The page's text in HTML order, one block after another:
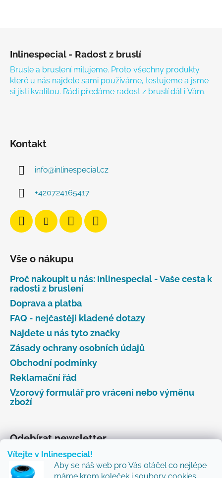
Vítejte v Inlinespecial!
Aby se náš web pro Vás otáčel co nejlépe
Inlinespecial - Radost z bruslí
Brusle a bruslení milujeme. Proto všechny produkty
které u nás najdete sami používáme, testujeme a jsme
si jisti kvalitou. Rádi předáme radost z bruslí dál i Vám.
Kontakt
info@inlinespecial.cz
+420724165417
Vše o nákupu
Proč nakoupit u nás: Inlinespecial - Vaše cesta k
radosti z bruslení
Doprava a platba
FAQ - nejčastěji kladené dotazy
Najdete u nás tyto značky
Zásady ochrany osobních údajů
Obchodní podmínky
Reklamační řád
Vzorový formulář pro vrácení nebo výměnu
zboží
Odebírat newsletter
Vložte svůj e-mail a my vám budeme zasílat informace
o nových produktech na našem e-shopu.